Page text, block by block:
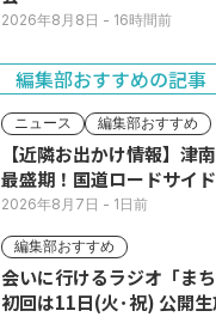
2026年8月8日 - 16時間前
編集部おすすめの記事
ニュース 編集部おすすめ
【近隣お出かけ情報】津
最盛期！国道ロードサイ
い列
2026年8月7日 - 1日前
編集部おすすめ
会いに行けるラジオ「ま
初回は11日(火･祝) 公開